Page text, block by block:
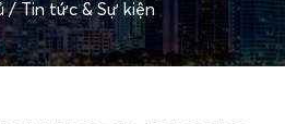
/Tin tức & Sự kiện